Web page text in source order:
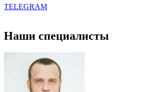
TELEGRAM
Наши специалисты